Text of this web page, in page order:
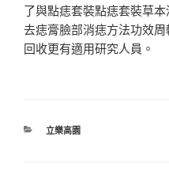
了與點痣套裝點痣套裝草
去痣膏臉部消痣方法功效
回收更有適用研究人員。
分
立樂高園